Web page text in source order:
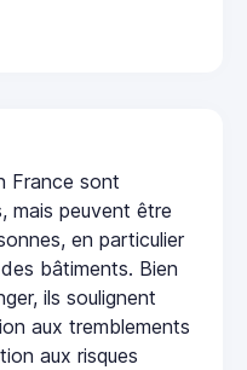
France sont
mais peuvent être
en particulier
bâtiments. Bien
ils soulignent
aux tremblements
aux risques